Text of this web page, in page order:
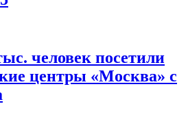
человек посетили
центры «Москва» с